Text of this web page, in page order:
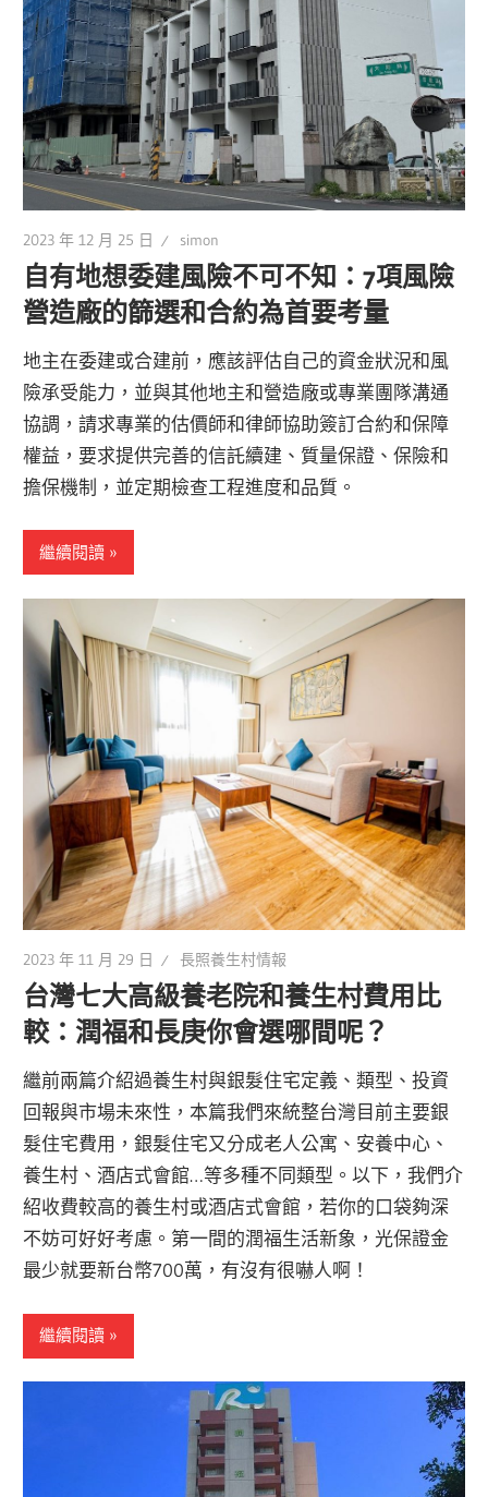
2023 年 12 月 25 日 simon
自有地想委建風險不可不知：7項風險
營造廠的篩選和合約為首要考量
地主在委建或合建前，應該評估自己的資金狀況和風
險承受能力，並與其他地主和營造廠或專業團隊溝通
協調，請求專業的估價師和律師協助簽訂合約和保障
權益，要求提供完善的信託續建、質量保證、保險和
擔保機制，並定期檢查工程進度和品質。
繼續閱讀
2023 年 11 月 29 日 長照養生村情報
台灣七大高級養老院和養生村費用比
較：潤福和長庚你會選哪間呢？
繼前兩篇介紹過養生村與銀髮住宅定義、類型、投資
回報與市場未來性，本篇我們來統整台灣目前主要銀
髮住宅費用，銀髮住宅又分成老人公寓、安養中心、
養生村、酒店式會館…等多種不同類型。以下，我們介
紹收費較高的養生村或酒店式會館，若你的口袋夠深
不妨可好好考慮。第一間的潤福生活新象，光保證金
最少就要新台幣700萬，有沒有很嚇人啊！
繼續閱讀